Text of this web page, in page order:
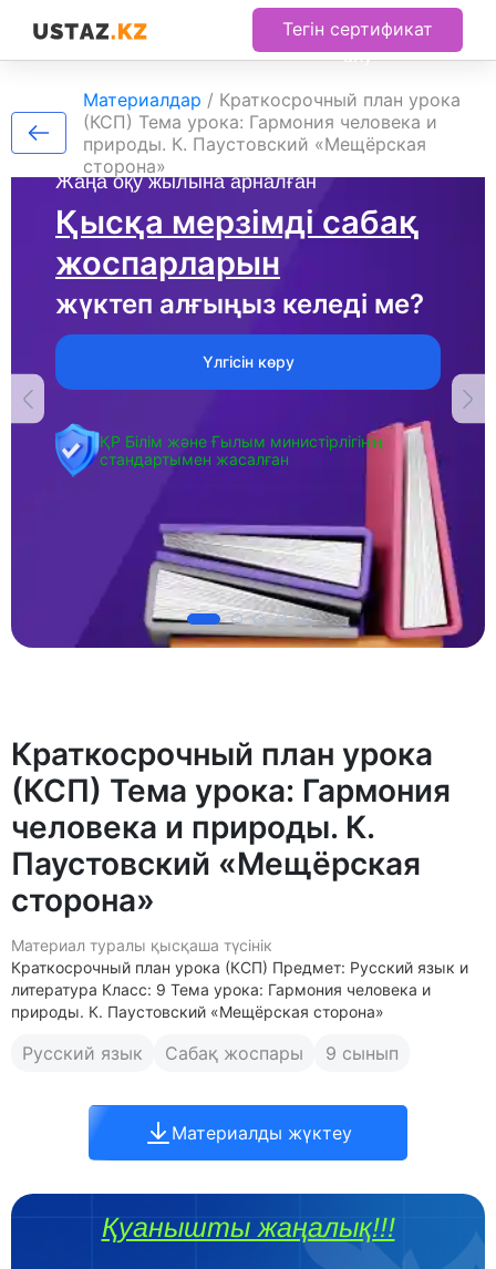
Тегін сертификат
алу
Жаңа оқу жылына арналған
Қысқа мерзімді сабақ
жоспарларын
жүктеп алғыңыз келеді ме?
Үлгісін көру
ҚР Білім және Ғылым министірлігінің
стандартымен жасалған
Материалдар / Краткосрочный план урока
(КСП) Тема урока: Гармония человека и
природы. К. Паустовский «Мещёрская
сторона»
Краткосрочный план урока
(КСП) Тема урока: Гармония
человека и природы. К.
Паустовский «Мещёрская
сторона»
Материал туралы қысқаша түсінік
Краткосрочный план урока (КСП) Предмет: Русский язык и
литература Класс: 9 Тема урока: Гармония человека и
природы. К. Паустовский «Мещёрская сторона»
Русский язык Сабақ жоспары 9 сынып
Материалды жүктеу
Қуанышты жаңалық!!!